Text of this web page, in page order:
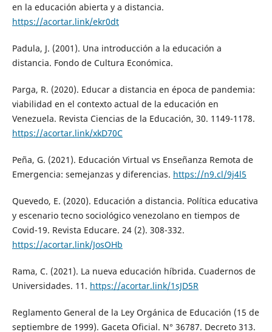
en la educación abierta y a distancia.
https://acortar.link/ekr0dt
Padula, J. (2001). Una introducción a la educación a
distancia. Fondo de Cultura Económica.
Parga, R. (2020). Educar a distancia en época de pandemia:
viabilidad en el contexto actual de la educación en
Venezuela. Revista Ciencias de la Educación, 30. 1149-1178.
https://acortar.link/xkD70C
Peña, G. (2021). Educación Virtual vs Enseñanza Remota de
Emergencia: semejanzas y diferencias. https://n9.cl/9j4l5
Quevedo, E. (2020). Educación a distancia. Política educativa
y escenario tecno sociológico venezolano en tiempos de
Covid-19. Revista Educare. 24 (2). 308-332.
https://acortar.link/JosOHb
Rama, C. (2021). La nueva educación híbrida. Cuadernos de
Universidades. 11. https://acortar.link/1sJD5R
Reglamento General de la Ley Orgánica de Educación (15 de
septiembre de 1999). Gaceta Oficial. N° 36787. Decreto 313.